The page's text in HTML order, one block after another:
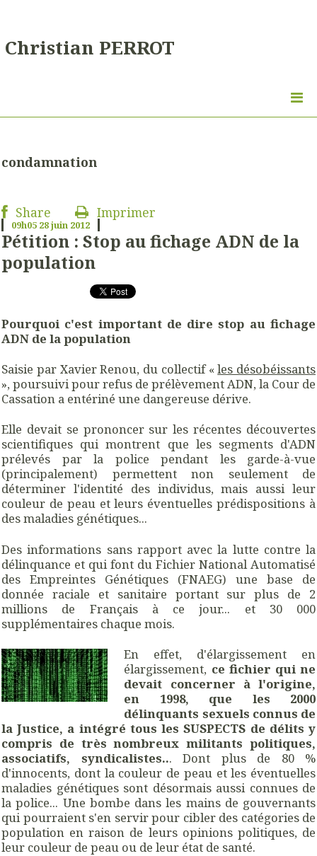
Christian PERROT
condamnation
Share Imprimer
09h05 28juin 2012
Pétition : Stop au fichage ADN de la
population
Pourquoi c'est important de dire stop au fichage
ADN de la population
Saisie par Xavier Renou, du collectif «les désobéissants
», poursuivi pour refus de prélèvement ADN, la Cour de
Cassation a entériné une dangereuse dérive.
Elle devait se prononcer sur les récentes découvertes
scientifiques qui montrent que les segments d'ADN
prélevés par la police pendant les garde-à-vue
(principalement) permettent non seulement de
déterminer l'identité des individus, mais aussi leur
couleur de peau et leurs éventuelles prédispositions à
des maladies génétiques...
Des informations sans rapport avec la lutte contre la
délinquance et qui font du Fichier National Automatisé
des Empreintes Génétiques (FNAEG) une base de
donnée raciale et sanitaire portant sur plus de 2
millions de Français à ce jour... et 30 000
supplémentaires chaque mois.
En effet, d'élargissement en
élargissement, ce fichier qui ne
devait concerner à l'origine,
en 1998, que les 2000
délinquants sexuels connus de
la Justice, a intégré tous les SUSPECTS de délits y
compris de très nombreux militants politiques,
associatifs, syndicalistes... Dont plus de 80 %
d'innocents, dont la couleur de peau et les éventuelles
maladies génétiques sont désormais aussi connues de
la police... Une bombe dans les mains de gouvernants
qui pourraient s'en servir pour cibler des catégories de
population en raison de leurs opinions politiques, de
leur couleur de peau ou de leur état de santé.